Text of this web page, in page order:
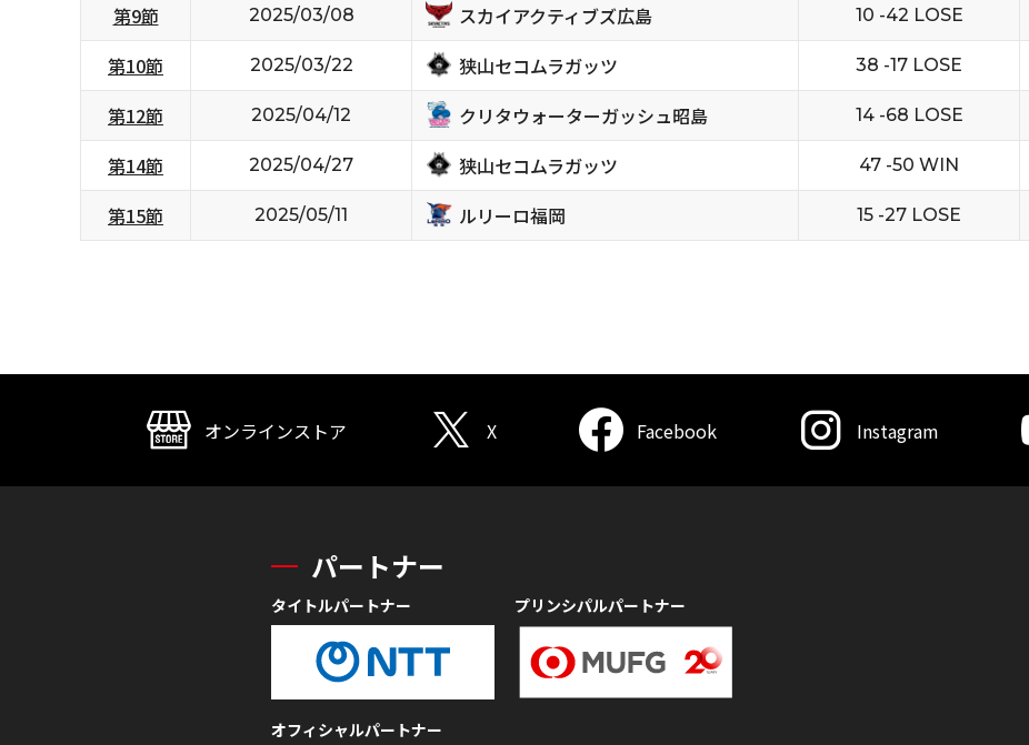
第9節 2025/03/08 スカイアクティブズ広島 10 -42 LOSE
第10節 2025/03/22 狭山セコムラガッツ 38 -17 LOSE
第12節 2025/04/12 クリタウォーターガッシュ昭島 14 -68 LOSE
第14節 2025/04/27 狭山セコムラガッツ 47 -50 WIN
第15節 2025/05/11 ルリーロ福岡 15 -27 LOSE
オンラインストア X Facebook Instagram
パートナー
タイトルパートナー プリンシパルパートナー
オフィシャルパートナー